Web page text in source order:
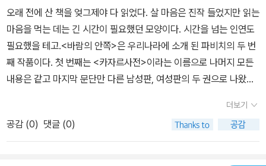
시간 역시 소멸하게 된다. 그러므로 죽음이 마치 거미처럼 우리의 시
간을 엮어내고 있는 것이다. 만약 시간이 멈춘 현재에 사로잡힌 상태
를 삶이라고 한다면 시간이 흘러가는 영역에 사로잡힌 것이 죽음이
된다. 다시 말하여 죽음의 영역에선 시간이 흐르고, 삶의 영역에선 시
간이 정지하며, 보다 정확히 시간은 영혼의 창문에서 영원과 시간이
며...‘아...시간이 정지했던 그 순간이 바로 ‘삶’이었구나~!내게 각인되
어 있는 영원의 축복을 받았던 몇몇 순간들. 주변 세상이 멈추고 오롯
이 나로 존재했던 그 때가...‘오랜 시간‘이 마치 ‘순간‘처럼 느껴졌던...
오래 전에 산 책을 엊그제야 다 읽었다. 살 마음은 진작 들었지만 읽는
마음을 먹는 데는 긴 시간이 필요했던 모양이다. 시간을 넘는 인연도
필요했을 테고.<바람의 안쪽>은 우리나라에 소개 된 파비치의 두 번
째 작품이다. 첫 번째는 <카자르사전>이라는 이름으로 나머지 모든
내용은 같고 마지막 문단만 다른 남성판, 여성판의 두 권으로 나왔다
안쪽>은 황금가지의 환상문학전집의 한 권으로 나온 적이 있다. 황금
가지판은 원전 번역이었나 문장이 읽기 어려웠다. 그 책을 읽고서는
나도 남들처럼 옮긴이를 원망했으나, 지금은 세르비아어, 크로아티아
더보기
공감 (0) 댓글 (0)